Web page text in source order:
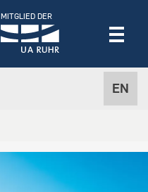
EN
MITGLIED DER